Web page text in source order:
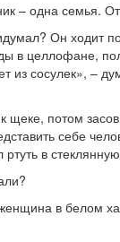
– одна семья.
Он ходит
в целлофане,
из сосулек», –
щеке, потом
себе
в
в белом